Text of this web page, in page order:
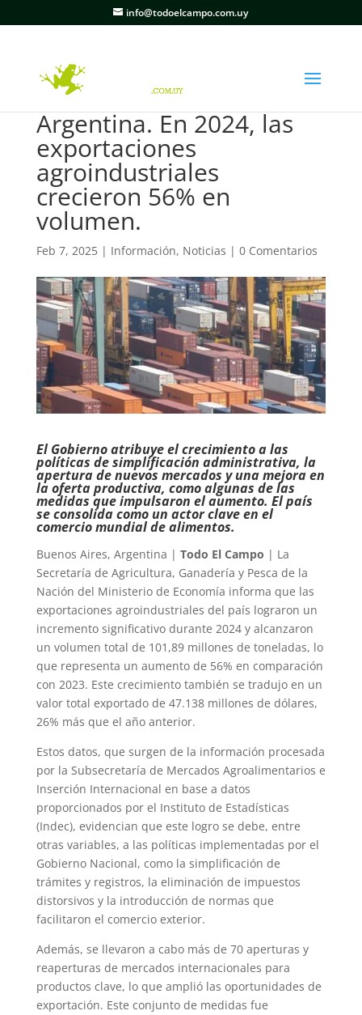
info@todoelcampo.com.uy
Argentina. En 2024, las
exportaciones
agroindustriales
crecieron 56% en
volumen.
Feb 7, 2025| Información, Noticias | 0 Comentarios
El Gobierno atribuye el crecimiento a las
políticas de simplificación administrativa, la
apertura de nuevos mercados y una mejora en
la oferta productiva, como algunas de las
medidas que impulsaron el aumento. El país
se consolida como un actor clave en el
comercio mundial de alimentos.
Buenos Aires, Argentina | Todo El Campo | La
Secretaría de Agricultura, Ganadería y Pesca de la
Nación del Ministerio de Economía informa que las
exportaciones agroindustriales del país lograron un
incremento significativo durante 2024 y alcanzaron
un volumen total de 101,89 millones de toneladas, lo
que representa un aumento de 56% en comparación
con 2023. Este crecimiento también se tradujo en un
valor total exportado de 47.138 millones de dólares,
26% más que el año anterior.
Estos datos, que surgen de la información procesada
por la Subsecretaría de Mercados Agroalimentarios e
Inserción Internacional en base a datos
proporcionados por el Instituto de Estadísticas
(Indec), evidencian que este logro se debe, entre
otras variables, a las políticas implementadas por el
Gobierno Nacional, como la simplificación de
trámites y registros, la eliminación de impuestos
distorsivos y la introducción de normas que
facilitaron el comercio exterior.
Además, se llevaron a cabo más de 70 aperturas y
reaperturas de mercados internacionales para
productos clave, lo que amplió las oportunidades de
exportación. Este conjunto de medidas fue